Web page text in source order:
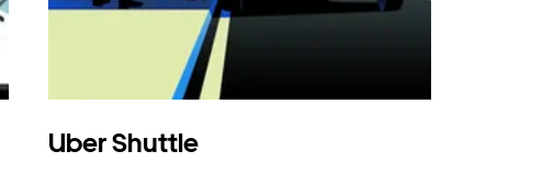
Uber Shuttle